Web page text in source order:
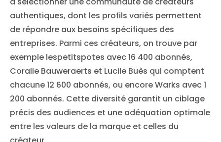
authentiques, dont les profils variés permettent
de répondre aux besoins spécifiques des
entreprises. Parmi ces créateurs, on trouve par
exemple lespetitspotes avec 16 400 abonnés,
Coralie Bauweraerts et Lucile Buès qui comptent
chacune 12 600 abonnés, ou encore Warks avec 1
200 abonnés. Cette diversité garantit un ciblage
précis des audiences et une adéquation optimale
entre les valeurs de la marque et celles du